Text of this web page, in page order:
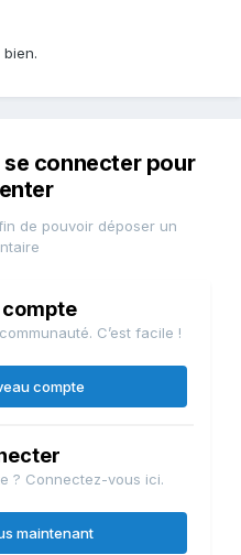
connecter pour
de pouvoir déposer un
C’est facile !
compte
? Connectez-vous ici.
maintenant